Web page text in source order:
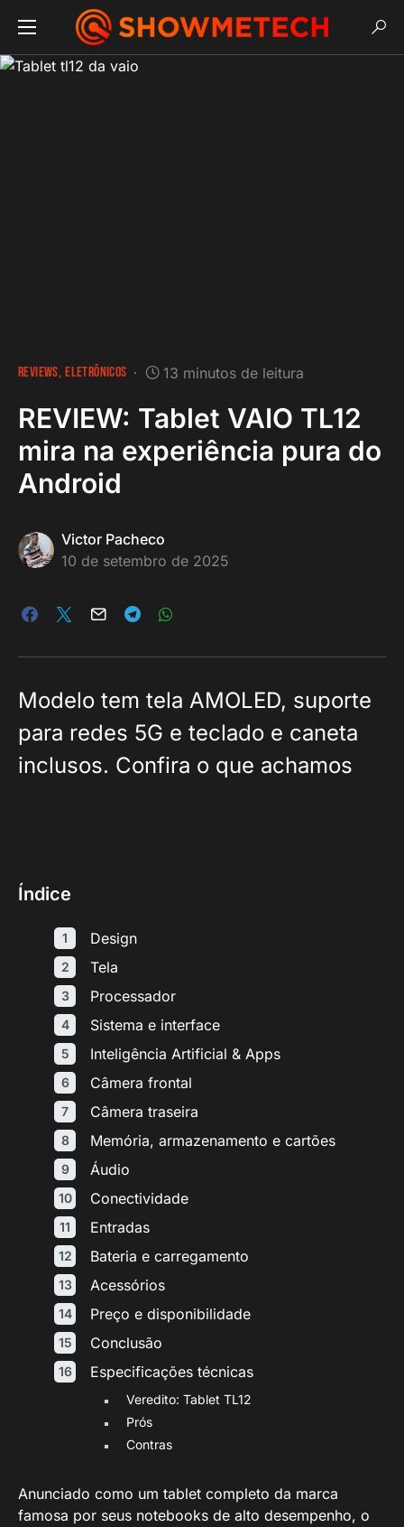
REVIEWS ELETRÔNICOS 13 minutos de leitura
REVIEW: Tablet VAIO TL12
mira na experiência pura do
Android
Victor Pacheco
10 de setembro de 2025
Modelo tem tela AMOLED, suporte
para redes 5G e teclado e caneta
inclusos. Confira o que achamos
Índice
Design
Tela
Processador
Sistema e interface
Inteligência Artificial & Apps
Câmera frontal
Câmera traseira
Memória, armazenamento e cartões
Áudio
Conectividade
Entradas
Bateria e carregamento
Acessórios
Preço e disponibilidade
Conclusão
Especificações técnicas
Veredito: Tablet TL12
Prós
Contras
Anunciado como um tablet completo da marca
famosa por seus notebooks de alto desempenho, o